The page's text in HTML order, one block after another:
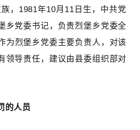
，1981年10月11日生，中共党
乡党委书记 ， 负责烈堡乡党委全
为烈堡乡党委主要负责人 ， 对该
领导责任 ， 建议由县委组织部对
的人员